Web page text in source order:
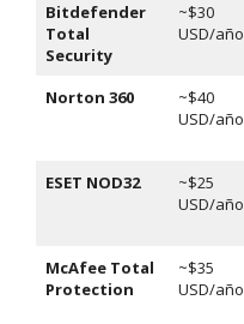
Bitdefender
Total
Security
~$30
USD/año
Norton 360
~$40
USD/año
ESET NOD32
~$25
USD/año
McAfee Total
Protection
~$35
USD/año